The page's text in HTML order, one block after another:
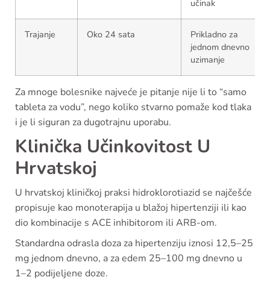
učinak
Trajanje Oko 24 sata
Prikladno za
jednom dnevno
uzimanje
Za mnoge bolesnike najveće je pitanje nije li to “samo
tableta za vodu”, nego koliko stvarno pomaže kod tlaka
i je li siguran za dugotrajnu uporabu.
Klinička Učinkovitost U
Hrvatskoj
U hrvatskoj kliničkoj praksi hidroklorotiazid se najčešće
propisuje kao monoterapija u blažoj hipertenziji ili kao
dio kombinacije s ACE inhibitorom ili ARB-om.
Standardna odrasla doza za hipertenziju iznosi 12,5–25
mg jednom dnevno, a za edem 25–100 mg dnevno u
1–2 podijeljene doze.